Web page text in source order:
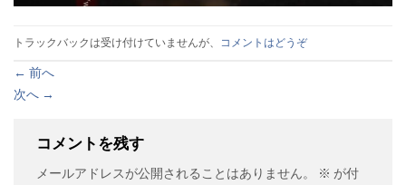
トラックバックは受け付けていませんが、 コメントはどうぞ
← 前へ
次へ →
コメントを残す
メールアドレスが公開されることはありません。 ※ が付